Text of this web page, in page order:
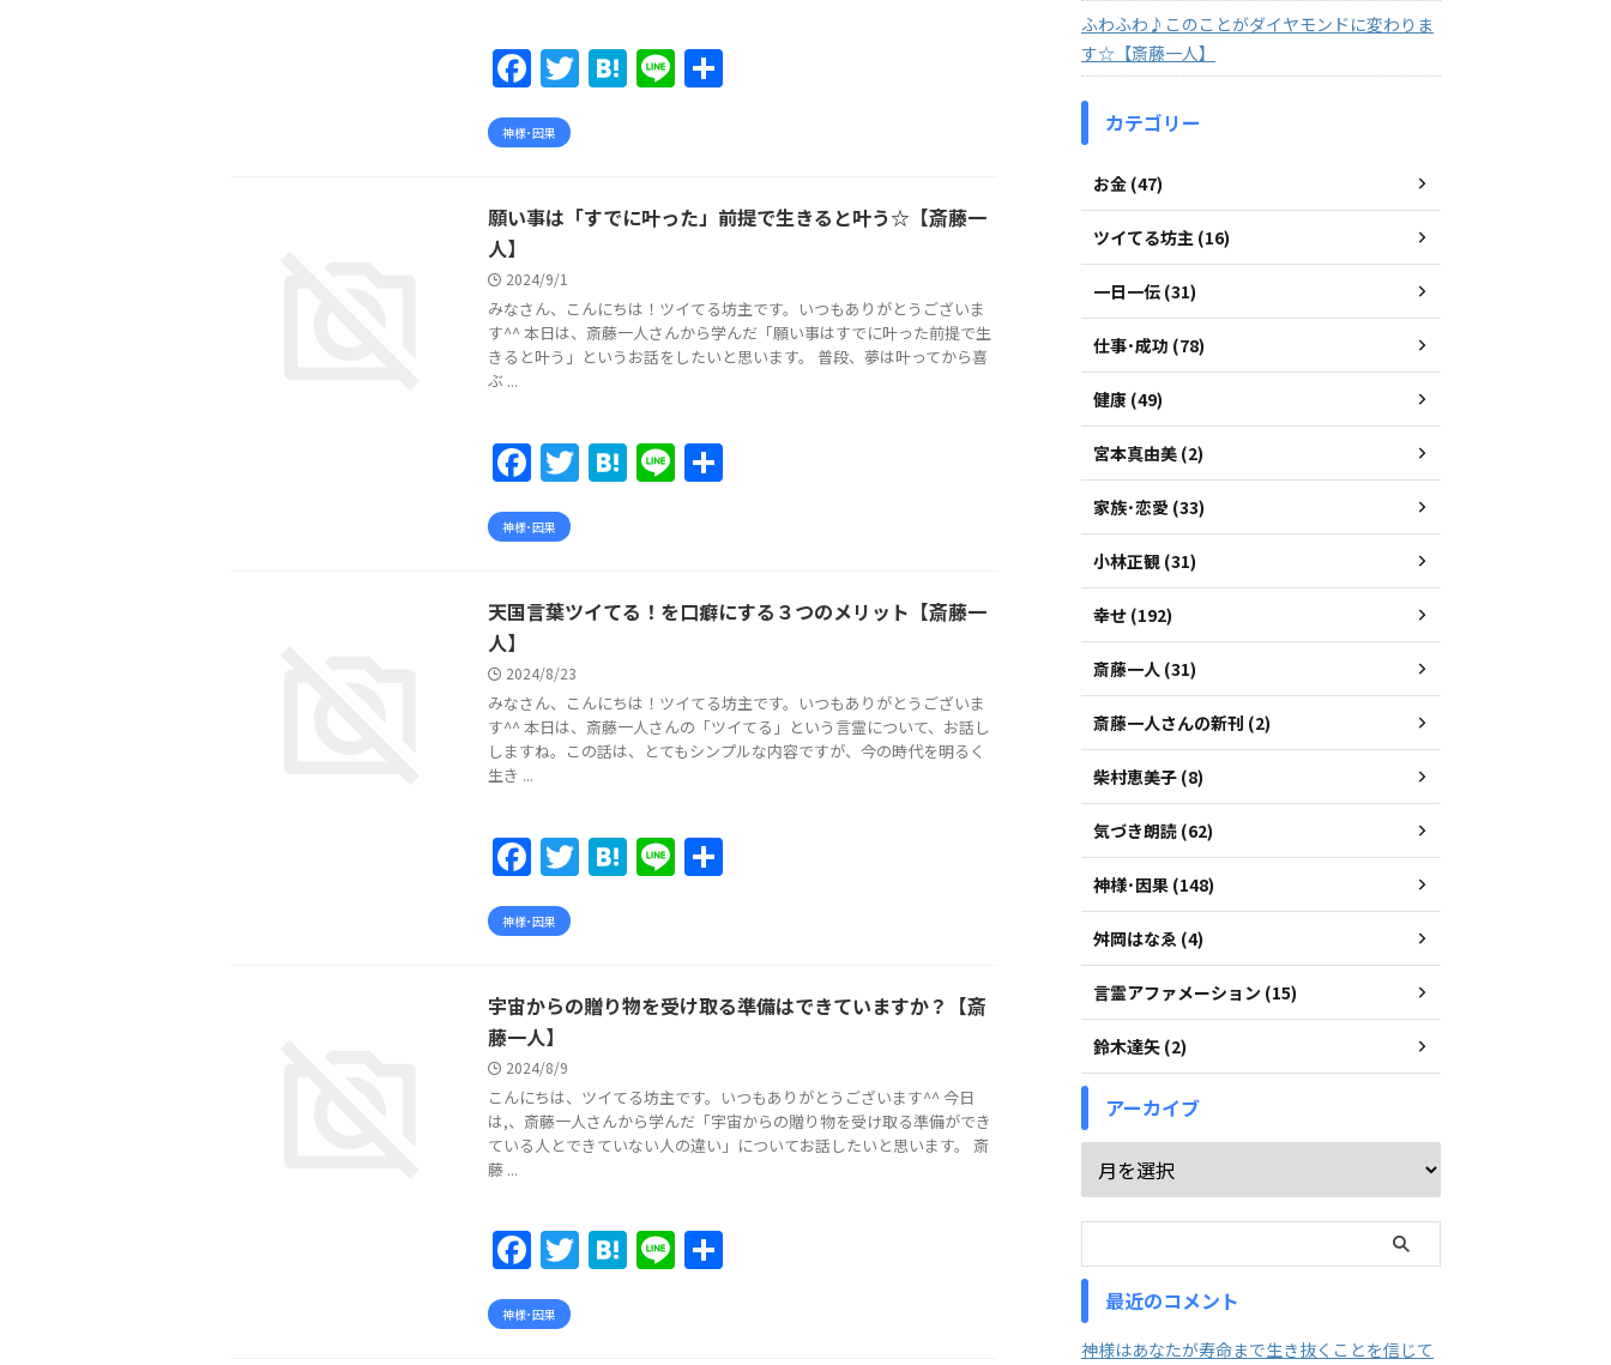
F
a
c
b
o
o
k
T H
a
Li
神様･因果
願い事は「すでに叶った」前提で生きると叶う☆【斎藤一
人】
2024/9/1
みなさん、こんにちは！ツイてる坊主です。いつもありがとうございま
す^^ 本日は、斎藤一人さんから学んだ「願い事はすでに叶った前提で生
きると叶う」というお話をしたいと思います。 普段、夢は叶ってから喜
ぶ ...
F
a
c
b
o
o
k
T
w
H
at
a
Li
n
神様･因果
天国言葉ツイてる！を口癖にする３つのメリット【斎藤一
人】
2024/8/23
みなさん、こんにちは！ツイてる坊主です。いつもありがとうございま
す^^ 本日は、斎藤一人さんの「ツイてる」という言霊について、お話し
しますね。この話は、とてもシンプルな内容ですが、今の時代を明るく
生き ...
F
a
c
b
o
o
k
T
w
H
at
a
Li
n
神様･因果
宇宙からの贈り物を受け取る準備はできていますか？【斎
藤一人】
2024/8/9
こんにちは、ツイてる坊主です。いつもありがとうございます^^ 今日
は,、斎藤一人さんから学んだ「宇宙からの贈り物を受け取る準備ができ
ている人とできていない人の違い」についてお話したいと思います。 斎
藤 ...
F
a
c
T H Li
神様･因果
ふわふわ♪このことがダイヤモンドに変わりま
す☆【斎藤一人】
カテゴリー
お金 (47)
ツイてる坊主 (16)
一日一伝 (31)
仕事･成功 (78)
健康 (49)
宮本真由美 (2)
家族･恋愛 (33)
小林正観 (31)
幸せ (192)
斎藤一人 (31)
斎藤一人さんの新刊 (2)
柴村恵美子 (8)
気づき朗読 (62)
神様･因果 (148)
舛岡はなゑ (4)
言霊アファメーション (15)
鈴木達矢 (2)
アーカイブ
最近のコメント
神様はあなたが寿命まで生き抜くことを信じて